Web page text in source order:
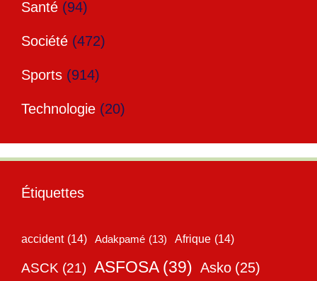
Santé (94)
Société (472)
Sports (914)
Technologie (20)
Étiquettes
accident (14) Adakpamé (13) Afrique (14)
ASCK (21) ASFOSA (39) Asko (25)